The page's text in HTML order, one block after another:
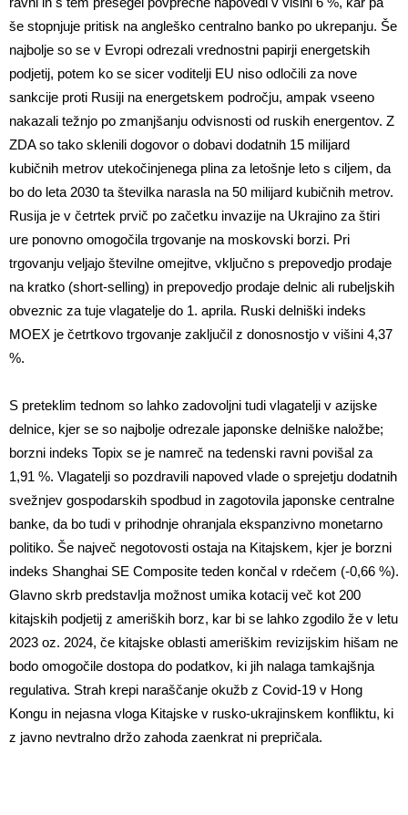
še stopnjuje pritisk na angleško centralno banko po ukrepanju. Še
najbolje so se v Evropi odrezali vrednostni papirji energetskih
podjetij, potem ko se sicer voditelji EU niso odločili za nove
sankcije proti Rusiji na energetskem področju, ampak vseeno
nakazali težnjo po zmanjšanju odvisnosti od ruskih energentov. Z
ZDA so tako sklenili dogovor o dobavi dodatnih 15 milijard
kubičnih metrov utekočinjenega plina za letošnje leto s ciljem, da
bo do leta 2030 ta številka narasla na 50 milijard kubičnih metrov.
Rusija je v četrtek prvič po začetku invazije na Ukrajino za štiri
ure ponovno omogočila trgovanje na moskovski borzi. Pri
trgovanju veljajo številne omejitve, vključno s prepovedjo prodaje
na kratko (short-selling) in prepovedjo prodaje delnic ali rubeljskih
obveznic za tuje vlagatelje do 1. aprila. Ruski delniški indeks
MOEX je četrtkovo trgovanje zaključil z donosnostjo v višini 4,37
%.
S preteklim tednom so lahko zadovoljni tudi vlagatelji v azijske
delnice, kjer se so najbolje odrezale japonske delniške naložbe;
borzni indeks Topix se je namreč na tedenski ravni povišal za
1,91 %. Vlagatelji so pozdravili napoved vlade o sprejetju dodatnih
svežnjev gospodarskih spodbud in zagotovila japonske centralne
banke, da bo tudi v prihodnje ohranjala ekspanzivno monetarno
politiko. Še največ negotovosti ostaja na Kitajskem, kjer je borzni
indeks Shanghai SE Composite teden končal v rdečem (-0,66 %).
Glavno skrb predstavlja možnost umika kotacij več kot 200
kitajskih podjetij z ameriških borz, kar bi se lahko zgodilo že v letu
2023 oz. 2024, če kitajske oblasti ameriškim revizijskim hišam ne
bodo omogočile dostopa do podatkov, ki jih nalaga tamkajšnja
regulativa. Strah krepi naraščanje okužb z Covid-19 v Hong
Kongu in nejasna vloga Kitajske v rusko-ukrajinskem konfliktu, ki
z javno nevtralno držo zahoda zaenkrat ni prepričala.